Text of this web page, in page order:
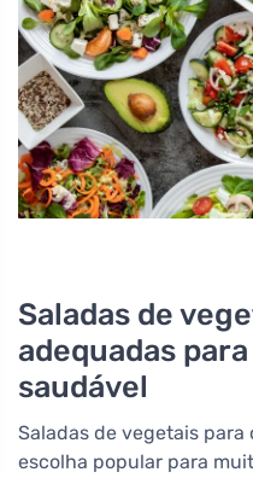
Saladas de
adequadas
saudável
Saladas de vegetais
escolha popular para